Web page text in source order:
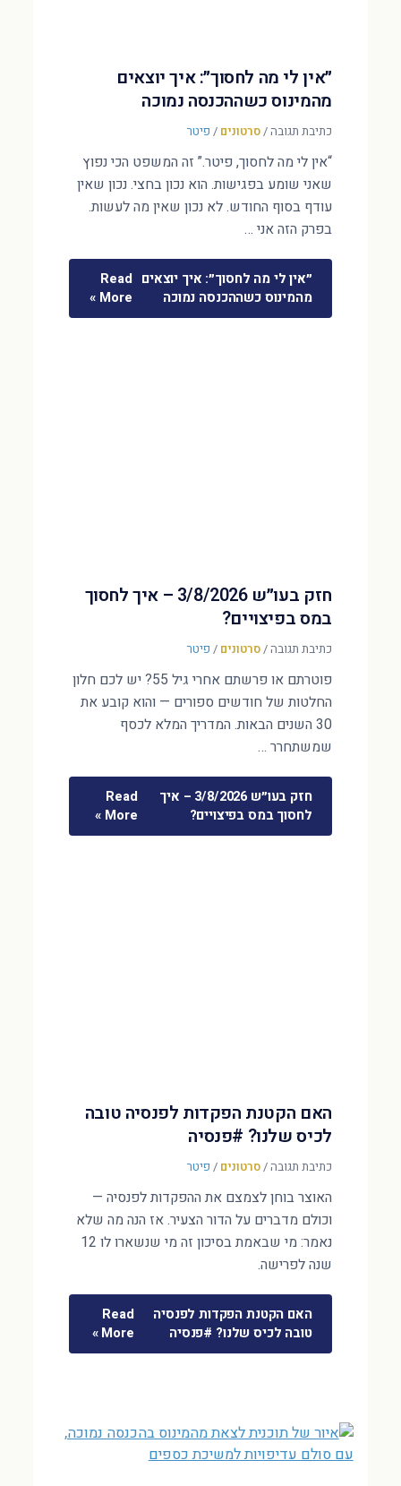
״אין לי מה לחסוך״: איך יוצאים
מהמינוס כשההכנסה נמוכה
כתיבת תגובה/סרטונים / פיטר
“אין לי מה לחסוך, פיטר.” זה המשפט הכי נפוץ
שאני שומע בפגישות. הוא נכון בחצי. נכון שאין
עודף בסוף החודש. לא נכון שאין מה לעשות.
בפרק הזה אני …
״אין לי מה לחסוך״: איך יוצאים
מהמינוס כשההכנסה נמוכה
Read
More »
חזק בעו״ש 3/8/2026 – איך לחסוך
במס בפיצויים?
כתיבת תגובה/סרטונים / פיטר
פוטרתם או פרשתם אחרי גיל 55? יש לכם חלון
החלטות של חודשים ספורים — והוא קובע את
30 השנים הבאות. המדריך המלא לכסף
שמשתחרר …
חזק בעו״ש 3/8/2026 – איך
לחסוך במס בפיצויים?
Read
More »
האם הקטנת הפקדות לפנסיה טובה
לכיס שלנו? #פנסיה
כתיבת תגובה/סרטונים / פיטר
האוצר בוחן לצמצם את ההפקדות לפנסיה —
וכולם מדברים על הדור הצעיר. אז הנה מה שלא
נאמר: מי שבאמת בסיכון זה מי שנשארו לו 12
שנה לפרישה.
האם הקטנת הפקדות לפנסיה
טובה לכיס שלנו? #פנסיה
Read
More »